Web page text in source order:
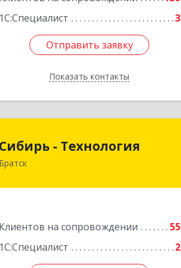
1С:Специалист
3
Отправить заявку
Показать контакты
Отправить заявку
Назад
Сибирь - Технология
Братск
Клиентов на сопровождении
55
1С:Специалист
2
Подробнее